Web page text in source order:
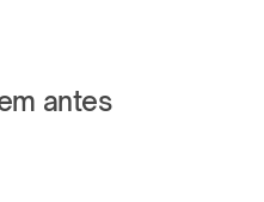
antes